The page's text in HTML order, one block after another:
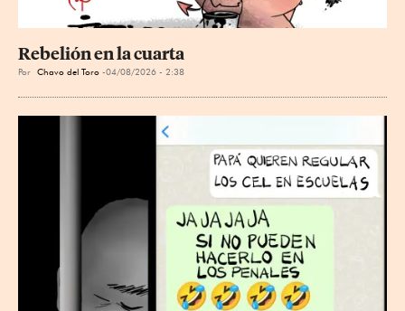
Rebelión en la cuarta
Por Chavo del Toro 04/08/2026 - 2:38